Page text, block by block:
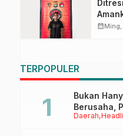
calendar_month
TERPOPULER
Daerah
Bukan
Berusaha,
Anaknya